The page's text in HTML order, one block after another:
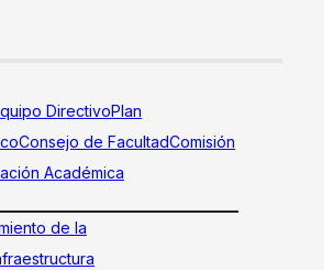
DirectivoPlan
Consejo de FacultadComisión
Académica
de la